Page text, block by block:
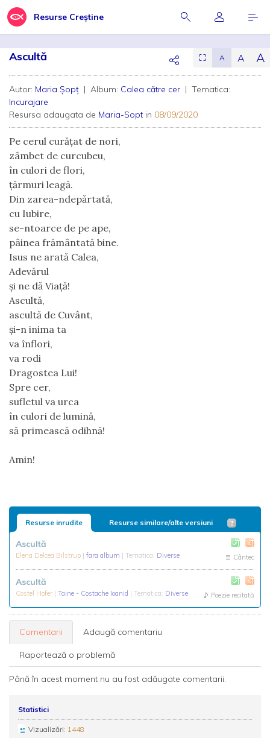
Resurse Creștine
Ascultă ⛶ A A A
Autor: Maria Șopț | Album: Calea către cer | Tematica:
Incurajare
Resursa adaugata de Maria-Sopt in 08/09/2020
Pe cerul curățat de nori,
zâmbet de curcubeu,
în culori de flori,
țărmuri leagă.
Din zarea-ndepărtată,
cu Iubire,
se-ntoarce de pe ape,
pâinea frământată bine.
Isus ne arată Calea,
Adevărul
și ne dă Viață!
Ascultă,
ascultă de Cuvânt,
și-n inima ta
va înflori,
va rodi
Dragostea Lui!
Spre cer,
sufletul va urca
în culori de lumină,
să primească odihnă!
Amin!
Resurse inrudite Resurse similare/alte versiuni
Ascultă
Elena Delcea Bilstrup | fara album | Tematica: Diverse Cântec
Ascultă
Costel Hofer | Taine - Costache Ioanid | Tematica: Diverse Poezie recitată
Comentarii Adaugă comentariu
Raportează o problemă
Până în acest moment nu au fost adăugate comentarii.
Statistici
Vizualizări: 1448